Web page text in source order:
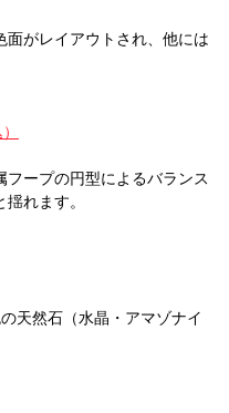
がレイアウトされ、他には
ープの円型によるバランス
れます。
天然石（水晶・アマゾナイ